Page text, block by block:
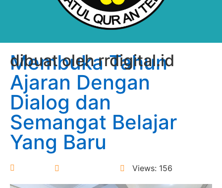
Membuka Tahun
Ajaran Dengan
Dialog dan
Semangat Belajar
Yang Baru
Views: 156
dibuat oleh rrdigital.id